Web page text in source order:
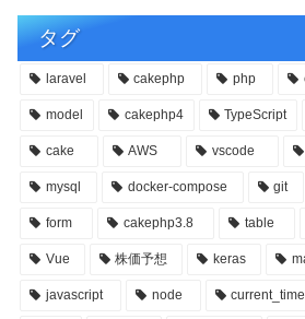
タグ
laravel cakephp php
model cakephp4 TypeScript
cake AWS vscode
mysql docker-compose git
form cakephp3.8 table
Vue 株価予想 keras
javascript node